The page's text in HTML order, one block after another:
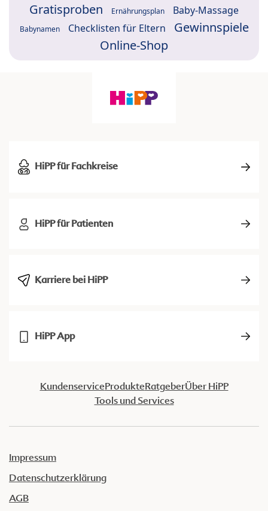
Gratisproben Ernährungsplan Baby-Massage
Babynamen Checklisten für Eltern
Gewinnspiele
Online-Shop
HiPP für Fachkreise
HiPP für Patienten
Karriere bei HiPP
HiPP App
KundenserviceProdukteRatgeberÜber HiPP
Tools und Services
Impressum
Datenschutzerklärung
AGB